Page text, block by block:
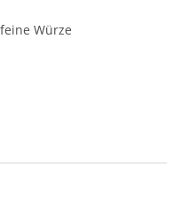
Würze